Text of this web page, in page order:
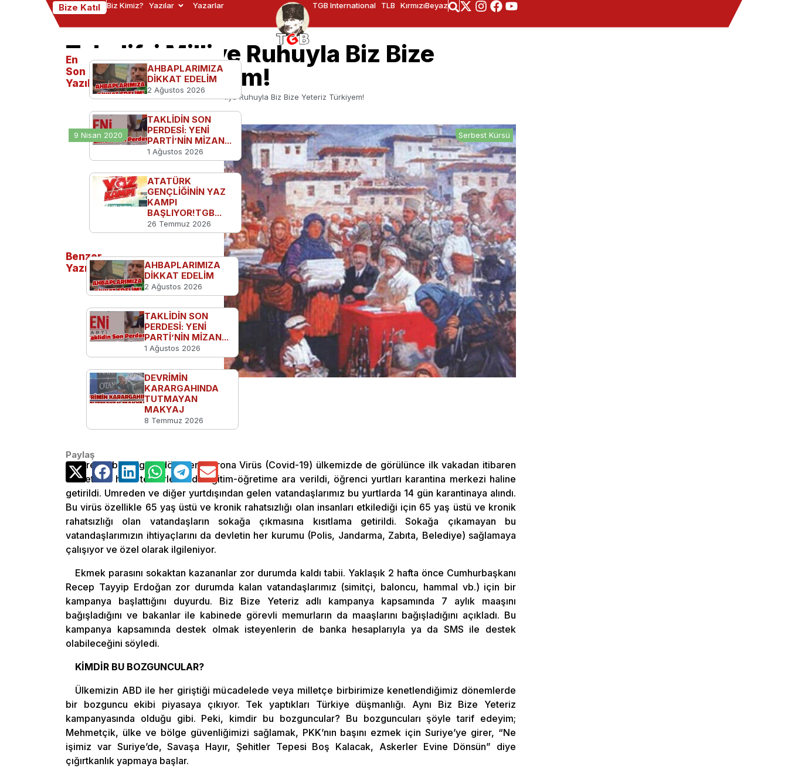
Bize Katıl Biz Kimiz? Yazılar Yazarlar TGB International TLB KırmızıBeyaz
Tekalif-i Milliye Ruhuyla Biz Bize
Yeteriz Türkiyem!
Ana Sayfa Serbest Kürsü Tekalif-i Milliye Ruhuyla Biz Bize Yeteriz Türkiyem!
9 Nisan 2020 Serbest Kürsü
Ecem Teke
Küresel bir salgına dönüşen Corona Virüs (Covid-19) ülkemizde de görülünce ilk vakadan itibaren
devletimiz hızla tedbirleri aldı. Eğitim-öğretime ara verildi, öğrenci yurtları karantina merkezi haline
getirildi. Umreden ve diğer yurtdışından gelen vatandaşlarımız bu yurtlarda 14 gün karantinaya alındı.
Bu virüs özellikle 65 yaş üstü ve kronik rahatsızlığı olan insanları etkilediği için 65 yaş üstü ve kronik
rahatsızlığı olan vatandaşların sokağa çıkmasına kısıtlama getirildi. Sokağa çıkamayan bu
vatandaşlarımızın ihtiyaçlarını da devletin her kurumu (Polis, Jandarma, Zabıta, Belediye) sağlamaya
çalışıyor ve özel olarak ilgileniyor.
Ekmek parasını sokaktan kazananlar zor durumda kaldı tabii. Yaklaşık 2 hafta önce Cumhurbaşkanı
Recep Tayyip Erdoğan zor durumda kalan vatandaşlarımız (simitçi, baloncu, hammal vb.) için bir
kampanya başlattığını duyurdu. Biz Bize Yeteriz adlı kampanya kapsamında 7 aylık maaşını
bağışladığını ve bakanlar ile kabinede görevli memurların da maaşlarını bağışladığını açıkladı. Bu
kampanya kapsamında destek olmak isteyenlerin de banka hesaplarıyla ya da SMS ile destek
olabileceğini söyledi.
KİMDİR BU BOZGUNCULAR?
Ülkemizin ABD ile her giriştiği mücadelede veya milletçe birbirimize kenetlendiğimiz dönemlerde
bir bozguncu ekibi piyasaya çıkıyor. Tek yaptıkları Türkiye düşmanlığı. Aynı Biz Bize Yeteriz
kampanyasında olduğu gibi. Peki, kimdir bu bozguncular? Bu bozguncuları şöyle tarif edeyim;
Mehmetçik, ülke ve bölge güvenliğimizi sağlamak, PKK’nın başını ezmek için Suriye’ye girer, “Ne
işimiz var Suriye’de, Savaşa Hayır, Şehitler Tepesi Boş Kalacak, Askerler Evine Dönsün” diye
çığırtkanlık yapmaya başlar.
En
Son
Yazılanlar
AHBAPLARIMIZA
DİKKAT EDELİM
2 Ağustos 2026
TAKLİDİN SON
PERDESİ: YENİ
PARTİ’NİN MİZAN...
1 Ağustos 2026
ATATÜRK
GENÇLİĞİNİN YAZ
KAMPI
BAŞLIYOR!TGB...
26 Temmuz 2026
Benzer
Yazılar
AHBAPLARIMIZA
DİKKAT EDELİM
2 Ağustos 2026
TAKLİDİN SON
PERDESİ: YENİ
PARTİ’NİN MİZAN...
1 Ağustos 2026
DEVRİMİN
KARARGAHINDA
TUTMAYAN
MAKYAJ
8 Temmuz 2026
Paylaş